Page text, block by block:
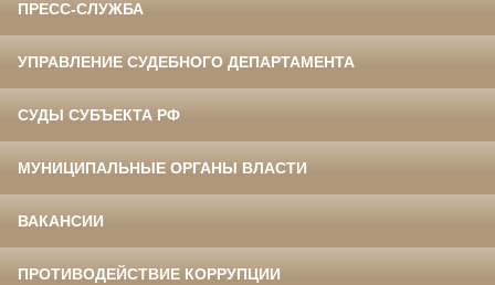
ПРЕСС-СЛУЖБА
УПРАВЛЕНИЕ СУДЕБНОГО ДЕПАРТАМЕНТА
СУДЫ СУБЪЕКТА РФ
МУНИЦИПАЛЬНЫЕ ОРГАНЫ ВЛАСТИ
ВАКАНСИИ
ПРОТИВОДЕЙСТВИЕ КОРРУПЦИИ